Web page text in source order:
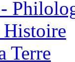
Histoire
Terre